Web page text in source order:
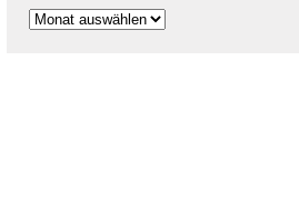
Archiv